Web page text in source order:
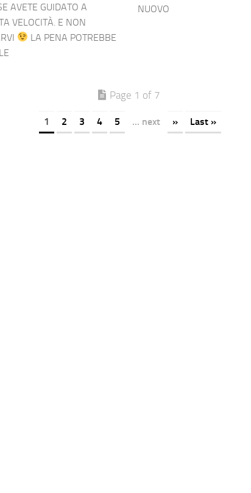
AVETE GUIDATO A
VELOCITÀ. E NON
LA PENA POTREBBE
NUOVO
Page 1 of 7
1 2 3 4 5 ... next » Last »